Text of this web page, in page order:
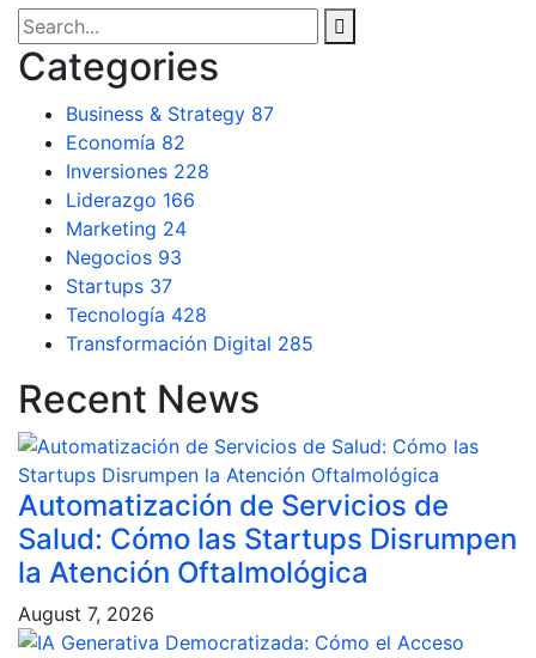
Categories
Business & Strategy 87
Economía 82
Inversiones 228
Liderazgo 166
Marketing 24
Negocios 93
Startups 37
Tecnología 428
Transformación Digital 285
Recent News
Automatización de Servicios de
Salud: Cómo las Startups Disrumpen
la Atención Oftalmológica
August 7, 2026